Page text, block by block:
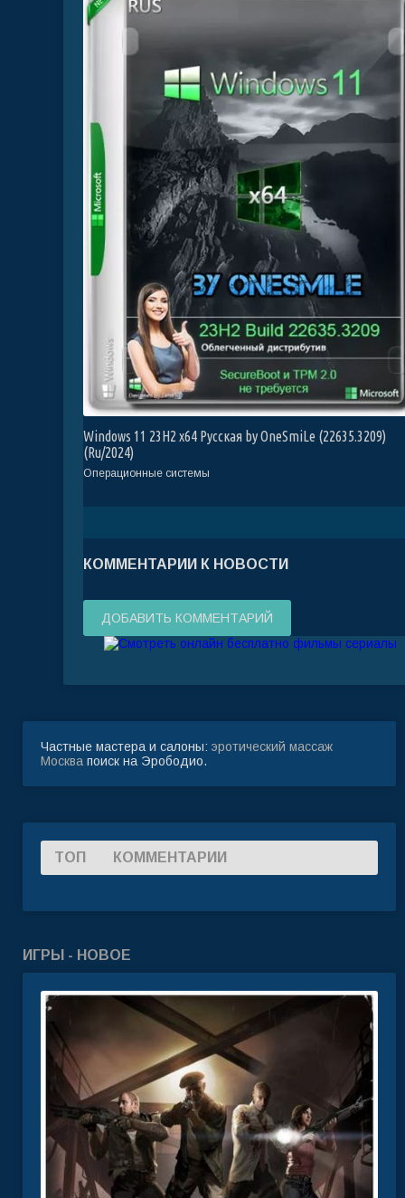
Windows 11 23H2 x64 Русская by OneSmiLe (22635.3209)
(Ru/2024)
Операционные системы
КОММЕНТАРИИ К НОВОСТИ
ДОБАВИТЬ КОММЕНТАРИЙ
Частные мастера и салоны: эротический массаж
Москва поиск на Эрободио.
ТОП КОММЕНТАРИИ
ИГРЫ - НОВОЕ